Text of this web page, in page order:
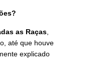
as Raças
até que houve
explicado